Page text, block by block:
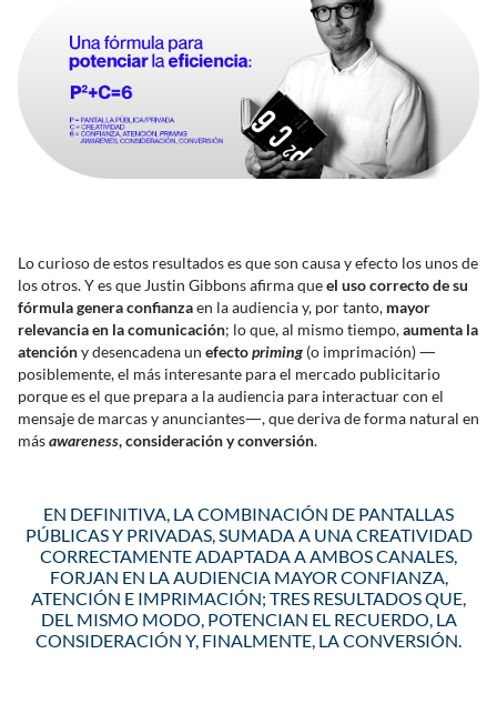
Lo curioso de estos resultados es que son causa y efecto los unos de
los otros. Y es que Justin Gibbons afirma queel uso correcto de su
fórmula genera confianzaen la audiencia y, por tanto, mayor
relevancia en la comunicación; lo que, al mismo tiempo,aumenta la
atencióny desencadena un efectopriming (o imprimación)—
posiblemente, el más interesante para el mercado publicitario
porque es el que prepara a la audiencia para interactuar con el
mensaje de marcas y anunciantes—, que deriva de forma natural en
másawareness, consideración y conversión.
EN DEFINITIVA, LA COMBINACIÓN DE PANTALLAS
PÚBLICAS Y PRIVADAS, SUMADA A UNA CREATIVIDAD
CORRECTAMENTE ADAPTADA A AMBOS CANALES,
FORJAN EN LA AUDIENCIA MAYOR CONFIANZA,
ATENCIÓN E IMPRIMACIÓN; TRES RESULTADOS QUE,
DEL MISMO MODO, POTENCIAN EL RECUERDO, LA
CONSIDERACIÓN Y, FINALMENTE, LA CONVERSIÓN.